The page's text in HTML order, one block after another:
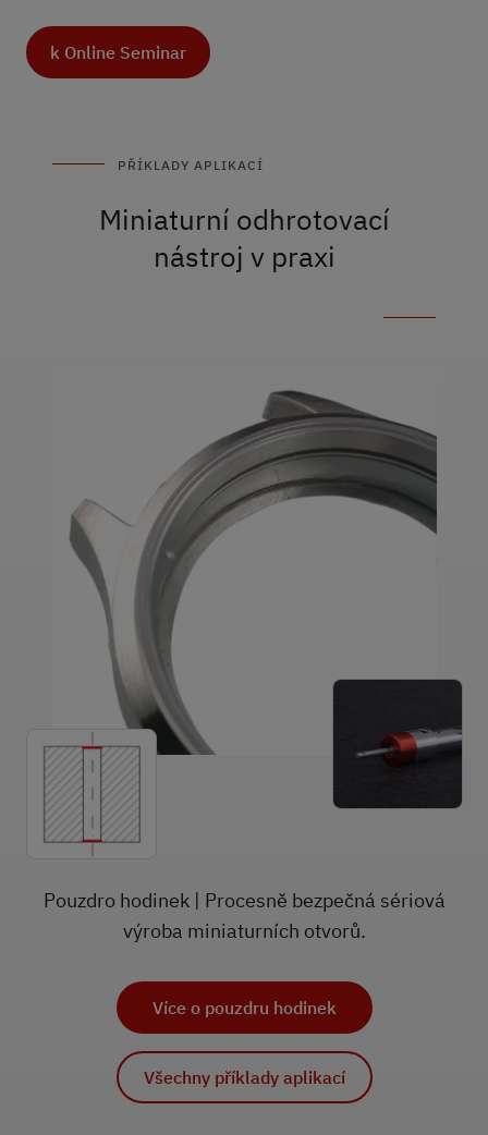
k Online Seminar
PŘÍKLADY APLIKACÍ
Miniaturní odhrotovací
nástroj v praxi
Pouzdro hodinek | Procesně bezpečná sériová
výroba miniaturních otvorů.
Více o pouzdru hodinek
Všechny příklady aplikací